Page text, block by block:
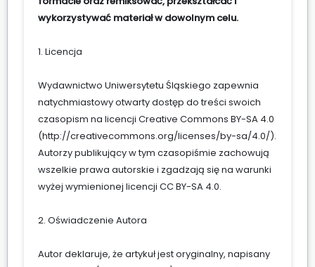
wykorzystywać materiał w dowolnym celu.
1. Licencja
Wydawnictwo Uniwersytetu Śląskiego zapewnia
natychmiastowy otwarty dostęp do treści swoich
czasopism na licencji Creative Commons BY-SA 4.0
(http://creativecommons.org/licenses/by-sa/4.0/).
Autorzy publikujący w tym czasopiśmie zachowują
wszelkie prawa autorskie i zgadzają się na warunki
wyżej wymienionej licencji CC BY-SA 4.0.
2. Oświadczenie Autora
Autor deklaruje, że artykuł jest oryginalny, napisany